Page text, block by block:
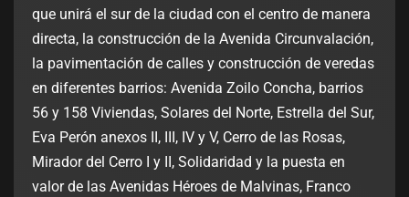
que unirá el sur de la ciudad con el centro de manera
directa, la construcción de la Avenida Circunvalación,
la pavimentación de calles y construcción de veredas
en diferentes barrios: Avenida Zoilo Concha, barrios
56 y 158 Viviendas, Solares del Norte, Estrella del Sur,
Eva Perón anexos II, III, IV y V, Cerro de las Rosas,
Mirador del Cerro I y II, Solidaridad y la puesta en
valor de las Avenidas Héroes de Malvinas, Franco